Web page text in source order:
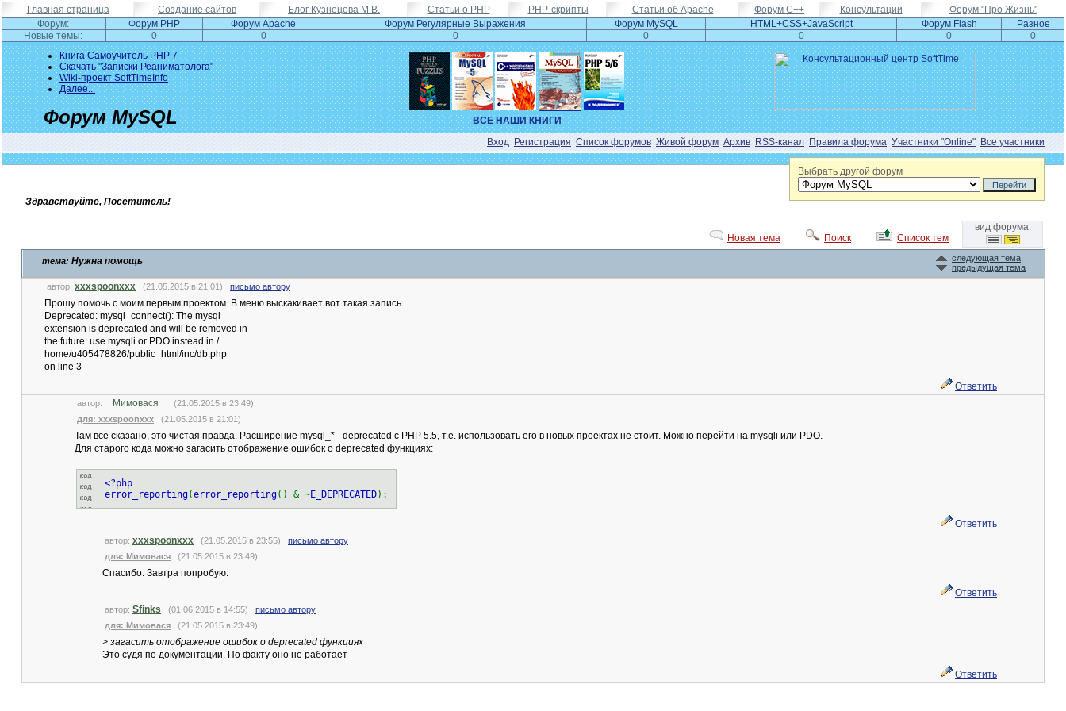
Главная страница Создание сайтов Блог Кузнецова М.В. Статьи о PHP PHP-скрипты Статьи об Apache Форум С++ Консультации
Форум "Про Жизнь"
Форум:
Форум PHP Форум Apache Форум Регулярные Выражения Форум MySQL HTML+CSS+JavaScript Форум Flash
Разное
Новые темы:
0 0 0 0 0 0
0
Книга Самоучитель PHP 7
Скачать "Записки Реаниматолога"
Wiki-проект SoftTimeInfo
Далее...
ВСЕ НАШИ КНИГИ
Форум MySQL
Вход Регистрация Список форумов Живой форум Архив RSS-канал Правила форума Участники "Online" Все участники
Выбрать другой форум
Здравствуйте, Посетитель!
Новая тема Поиск Список тем
вид форума:
тема: Нужна помощь
следующая тема
предыдущая тема
автор: xxxspoonxxx (21.05.2015 в 21:01) письмо автору
Прошу помочь с моим первым проектом. В меню выскакивает вот такая запись
Deprecated: mysql_connect(): The mysql
extension is deprecated and will be removed in
the future: use mysqli or PDO instead in /
home/u405478826/public_html/inc/db.php
on line 3
Ответить
автор: Мимовася
(21.05.2015 в 23:49)
для: xxxspoonxxx (21.05.2015 в 21:01)
Там всё сказано, это чистая правда. Расширение mysql_* - deprecated с PHP 5.5, т.е. использовать его в новых проектах не стоит. Можно перейти на mysqli или PDO.
Для старого кода можно загасить отображение ошибок о deprecated функциях:
<?php
error_reporting(error_reporting() & ~E_DEPRECATED);
Ответить
автор: xxxspoonxxx (21.05.2015 в 23:55) письмо автору
для: Мимовася (21.05.2015 в 23:49)
Спасибо. Завтра попробую.
Ответить
автор: Sfinks (01.06.2015 в 14:55) письмо автору
для: Мимовася (21.05.2015 в 23:49)
> загасить отображение ошибок о deprecated функциях
Это судя по документации. По факту оно не работает
Ответить